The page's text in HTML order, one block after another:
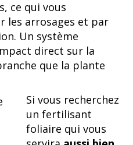
ce qui vous
les arrosages et par
Un système
direct sur la
que la plante
Si vous recherchez
un fertilisant
foliaire qui vous